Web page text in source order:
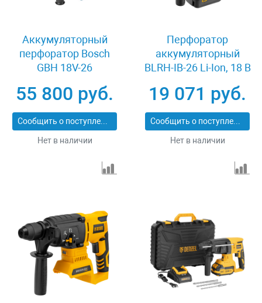
Аккумуляторный
перфоратор Bosch
GBH 18V-26
55 800 руб.
Сообщить о поступлении
Нет в наличии
Перфоратор
аккумуляторный
BLRH-IB-26 Li-Ion, 18 В
19 071 руб.
Сообщить о поступлении
Нет в наличии